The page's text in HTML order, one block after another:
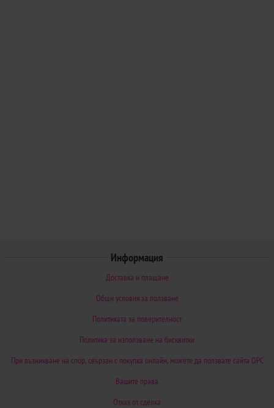
Информация
Доставка и плащане
Общи условия за ползване
Политиката за поверителност
Политика за използване на бисквитки
При възникване на спор, свързан с покупка онлайн, можете да ползвате сайта ОРС
Вашите права
Отказ от сделка